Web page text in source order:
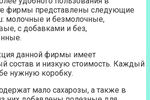
фирмы представлены следующие
молочные и безмолочные,
с добавками и без,
данной фирмы имеет
состав и низкую стоимость. Каждый
нужную коробку.
мало сахарозы, а также в